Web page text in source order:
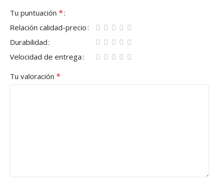
Tu puntuación *
Relación calidad-precio
Durabilidad
Velocidad de entrega
Tu valoración *